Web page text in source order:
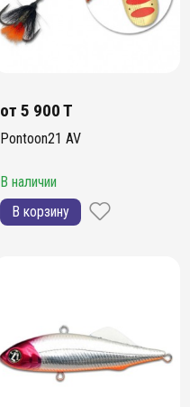
от 5 900 T
Pontoon21 AV
В наличии
В корзину